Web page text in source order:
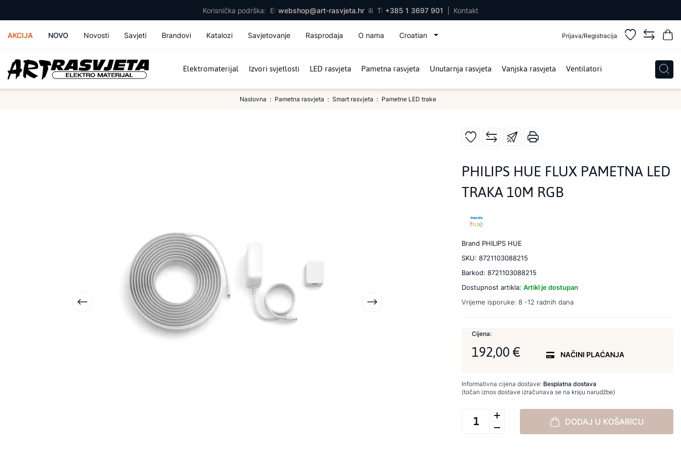
Korisnička podrška: E: webshop@art-rasvjeta.hr ili T: +385 1 3697 901 Kontakt
AKCIJA NOVO Novosti Savjeti Brandovi Katalozi Savjetovanje Rasprodaja O nama Croatian Prijava/Registracija
Elektromaterijal Izvori svjetlosti LED rasvjeta Pametna rasvjeta Unutarnja rasvjeta Vanjska rasvjeta Ventilatori
Naslovna Pametna rasvjeta Smart rasvjeta Pametne LED trake
PHILIPS HUE FLUX PAMETNA LED
TRAKA 10M RGB
Brand PHILIPS HUE
SKU: 8721103088215
Barkod: 8721103088215
Dostupnost artikla: Artikl je dostupan
Vrijeme isporuke: 8 -12 radnih dana
Cijena:
192,00 € NAČINI PLAĆANJA
Informativna cijena dostave: Besplatna dostava
(točan iznos dostave izračunava se na kraju narudžbe)
DODAJ U KOŠARICU